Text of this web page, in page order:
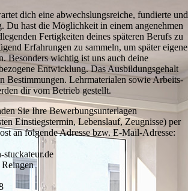
dich eine abwechslungsreiche, fundierte und
Du hast die Möglich­keit in einem angenehmen
Fertigkeiten deines späteren Berufs zu
Erfahrungen zu sammeln, um später eigene
Besonders wichtig ist uns auch deine
Entwicklung. Das Ausbildungsgehalt
Bestimmungen. Lehrmaterialen sowie Arbeits-
dir vom Betrieb gestellt.
Sie Ihre Bewerbungsunterlagen
Einstiegstermin, Lebenslauf, Zeugnisse) per
an folgende Adresse bzw. E-Mail-Adresse: